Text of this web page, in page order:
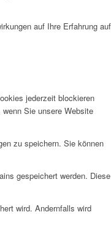
auf Ihre Erfahrung auf
jederzeit blockieren
Sie unsere Website
zu speichern. Sie können
gespeichert werden. Diese
wird. Andernfalls wird